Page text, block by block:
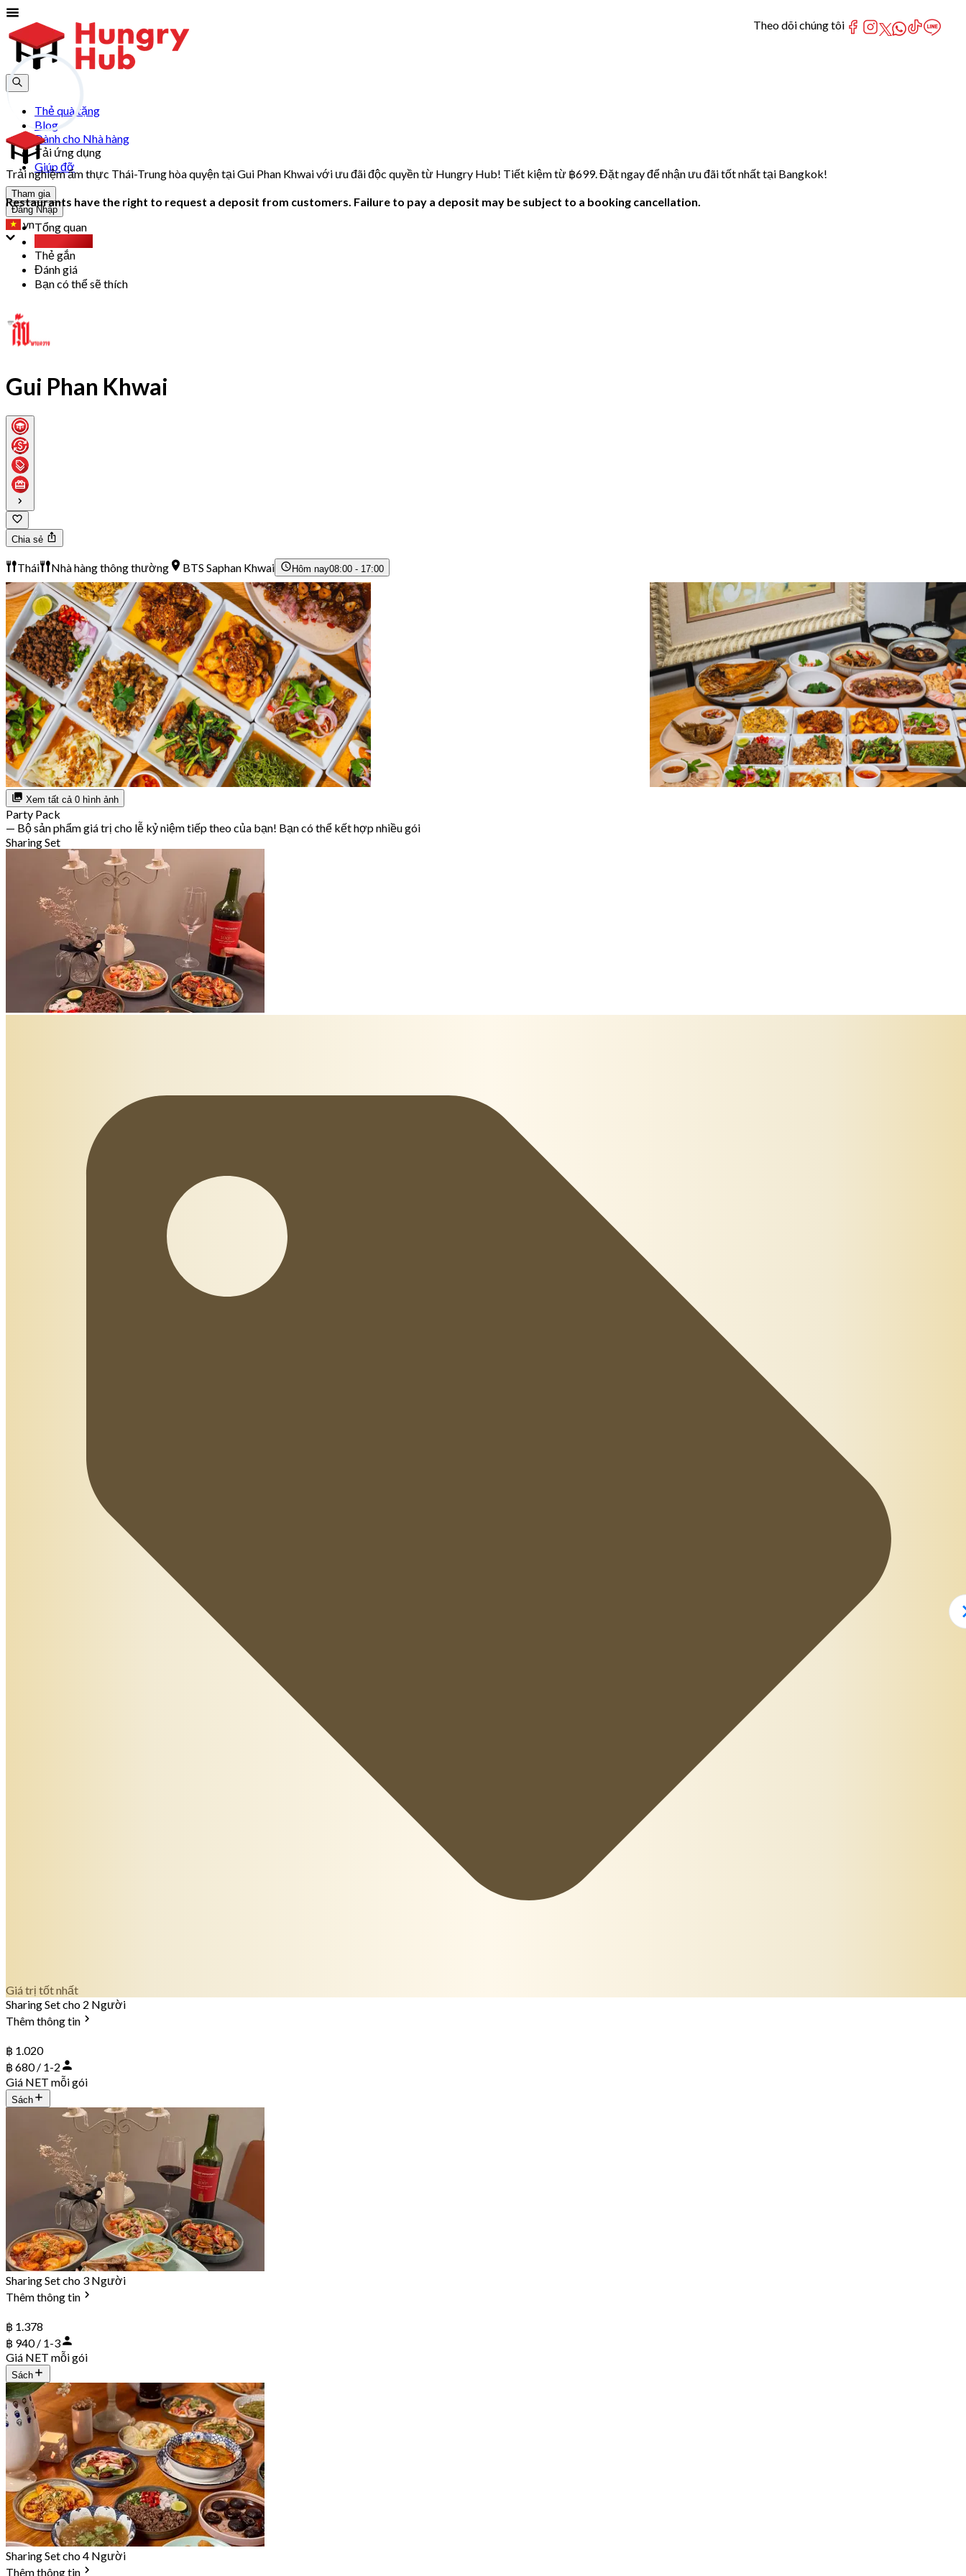
Thẻ quà tặng
Blog
Dành cho Nhà hàng
Tải ứng dụng
Giúp đỡ
Tham gia
Đăng Nhập
vn
Trải nghiệm ẩm thực Thái-Trung hòa quyện tại Gui Phan Khwai với ưu đãi độc quyền từ Hungry Hub! Tiết kiệm từ ฿699. Đặt ngay để nhận ưu đãi tốt nhất tại Bangkok!
Restaurants have the right to request a deposit from customers. Failure to pay a deposit may be subject to a booking cancellation.
Tổng quan
Thẻ gắn
Đánh giá
Bạn có thể sẽ thích
Gui Phan Khwai
Chia sẻ
Thái Nhà hàng thông thường BTS Saphan Khwai Hôm nay08:00 - 17:00
Xem tất cả 0 hình ảnh
Party Pack
— Bộ sản phẩm giá trị cho lễ kỷ niệm tiếp theo của bạn! Bạn có thể kết hợp nhiều gói
Sharing Set
Giá trị tốt nhất
Sharing Set cho 2 Người
Thêm thông tin
฿ 1.020
฿ 680 / 1-2
Giá NET mỗi gói
Sách
Sharing Set cho 3 Người
Thêm thông tin
฿ 1.378
฿ 940 / 1-3
Giá NET mỗi gói
Sách
Sharing Set cho 4 Người
Thêm thông tin
Theo dõi chúng tôi